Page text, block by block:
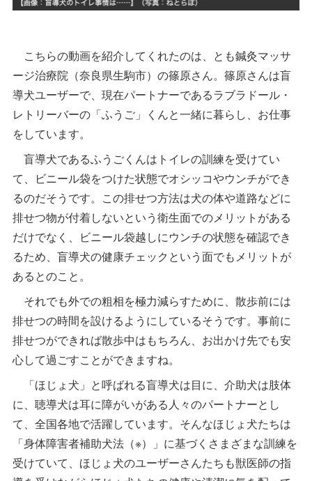
こちらの動画を紹介してくれたのは、とも鍼灸マッサ
ージ治療院（奈良県生駒市）の篠原さん。篠原さんは盲
導犬ユーザーで、現在パートナーであるラブラドール・
レトリーバーの「ふうご」くんと一緒に暮らし、お仕事
をしています。
盲導犬であるふうごくんはトイレの訓練を受けてい
て、ビニール袋をつけた状態でオシッコやウンチができ
るのだそうです。この排せつ方法は犬の体や道路などに
排せつ物が付着しないという衛生面でのメリットがある
だけでなく、ビニール袋越しにウンチの状態を確認でき
るため、盲導犬の健康チェックという面でもメリットが
あるとのこと。
それでも外での粗相を極力減らすために、散歩前には
排せつの時間を設けるようにしているそうです。事前に
排せつができれば散歩中はもちろん、お出かけ先でも安
心して過ごすことができますね。
「ほじょ犬」と呼ばれる盲導犬は目に、介助犬は肢体
に、聴導犬は耳に障がいがある人々のパートナーとし
て、全国各地で活躍しています。そんなほじょ犬たちは
「身体障害者補助犬法（※）」に基づくさまざまな訓練を
受けていて、ほじょ犬のユーザーさんたちも獣医師の指